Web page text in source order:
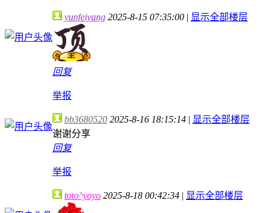
yunfeiyang 2025-8-15 07:35:00 | 显示全部楼层
回复
举报
bb3680520 2025-8-16 18:15:14 | 显示全部楼层
谢谢分享
回复
举报
toto^yoyo 2025-8-18 00:42:34 | 显示全部楼层